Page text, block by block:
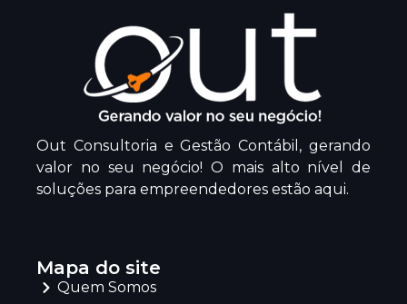
Out Consultoria e Gestão Contábil, gerando
valor no seu negócio! O mais alto nível de
soluções para empreendedores estão aqui.
Mapa do site
Quem Somos